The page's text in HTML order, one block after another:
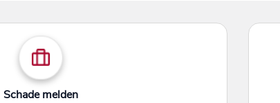
Schade melden